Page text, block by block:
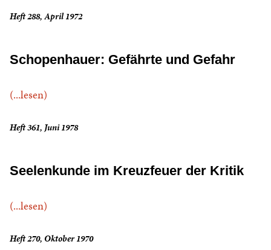
Heft 288, April 1972
Schopenhauer: Gefährte und Gefahr
(...lesen)
Heft 361, Juni 1978
Seelenkunde im Kreuzfeuer der Kritik
(...lesen)
Heft 270, Oktober 1970